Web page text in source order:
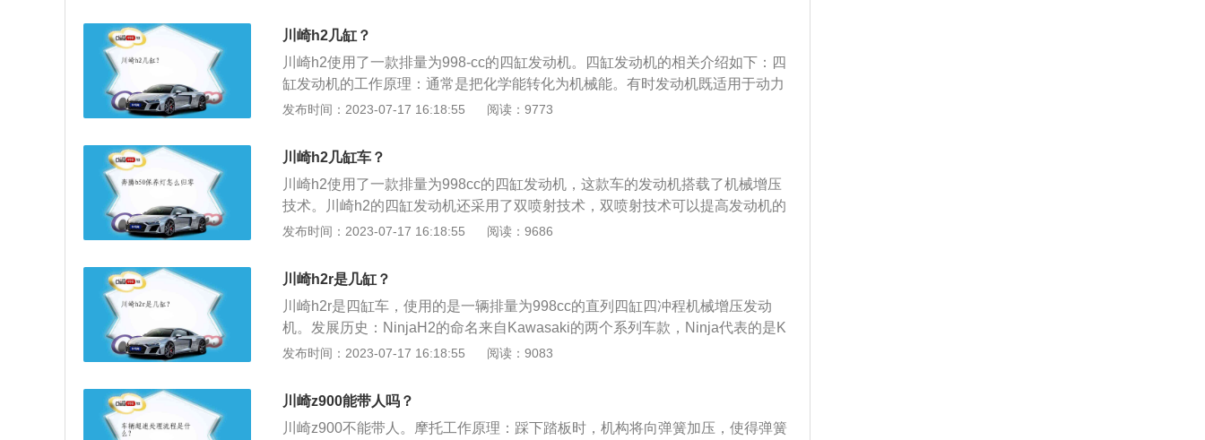
积不算大仅为17L。Z900的操控比较平顺，震动也较小，尤其四缸发动机特有的
迷人声浪。车尾X形尾灯，突出的发动机设计配合个性十足的墨绿色车架，这样
的一款车型总有一种让人过目不忘的魔力。它特有的滑动离合器，换挡过程中丝
毫不会有顿挫感，整体较为水平的把手，让骑手和车呈现出一个三角形，这样一
来骑手会更舒适，也更安全。在充足的动力储备下，1档就能实现90kn/h。
川崎h2几缸？
川崎h2使用了一款排量为998-cc的四缸发动机。四缸发动机的相关介绍如下：四
缸发动机的工作原理：通常是把化学能转化为机械能。有时发动机既适用于动力
发生装置，也可指包括动力装置的整个机器，比如汽油发动机，航空发动机。动
四缸发动机其机体主要由气缸体、曲轴箱、气缸盖和气缸垫等部件组成。主要用
途：多用于轿车的发动机、摩托车、油锯和其他小功率动力机械。
发布时间：2023-07-17 16:18:55 阅读：9773
川崎h2几缸车？
川崎h2使用了一款排量为998cc的四缸发动机，这款车的发动机搭载了机械增压
技术。川崎h2的四缸发动机还采用了双喷射技术，双喷射技术可以提高发动机的
效率和动力。川崎h2还有一款高性能版车型，这款车是川崎h2r。川崎h2r的最高
来自日本的摩托车制造厂商，h2和h2r是川崎旗下速度最快，最暴力的摩托车。
2、机械增压技术：由于有了机械增压技术的加入，川崎h2的发动机可以获得更
高的进气量。发动机以汽油和空气的混合物为燃料，如果增加了燃料的量，那么
发动机就可以爆发出更强的动力。机械增压系统的工作原理与涡轮增压不同，机
械增压没有迟滞现象，并且机械增压发动机的动力输出更加平顺。但是机械增压
发布时间：2023-07-17 16:18:55 阅读：9686
川崎h2r是几缸？
川崎h2r是四缸车，使用的是一辆排量为998cc的直列四缸四冲程机械增压发动
机。发展历史：NinjaH2的命名来自Kawasaki的两个系列车款，Ninja代表的是K
awasaki集技术之大成的性能跑车，而H2则是来自1971年，以大马力、操控性、
涡轮增压和机械增压基本都是强制进气技术，涡轮增压和机械增压基本都可以在
不提高发动机排量的基础上添加发动机的进气量。
发布时间：2023-07-17 16:18:55 阅读：9083
川崎z900能带人吗？
川崎z900不能带人。摩托工作原理：踩下踏板时，机构将向弹簧加压，使得弹簧